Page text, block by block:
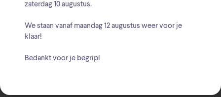
Beschrijving
hoogte 9 cm
zaterdag 10 augustus.
We staan vanaf maandag 12 augustus weer voor je
klaar!
Bedankt voor je begrip!